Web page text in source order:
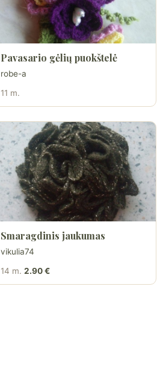
Pavasario gėlių puokštelė
robe-a
11 m.
Smaragdinis jaukumas
vikulia74
14 m. 2.90 €